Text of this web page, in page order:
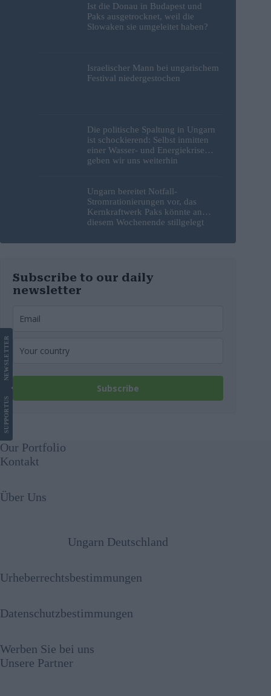
Ist die Donau in Budapest und
Paks ausgetrocknet, weil die
Slowaken sie umgeleitet haben?
Israelischer Mann bei ungarischem
Festival niedergestochen
Die politische Spaltung in Ungarn
ist schockierend: Selbst inmitten
einer Wasser- und Energiekrise
geben wir uns weiterhin
Ungarn bereitet Notfall-
Stromrationierungen vor, das
Kernkraftwerk Paks könnte an
diesem Wochenende stillgelegt
Subscribe to our daily
newsletter
Subscribe
SUPPORT
US
NEWS
LETTER
Our Portfolio
Kontakt
Über Uns
Ungarn Deutschland
Urheberrechtsbestimmungen
Datenschutzbestimmungen
Werben Sie bei uns
Unsere Partner